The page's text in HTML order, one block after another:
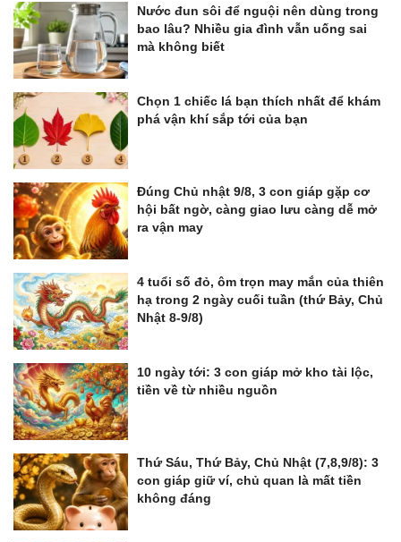
Nước đun sôi để nguội nên dùng trong
bao lâu? Nhiều gia đình vẫn uống sai
mà không biết
Chọn 1 chiếc lá bạn thích nhất để khám
phá vận khí sắp tới của bạn
Đúng Chủ nhật 9/8, 3 con giáp gặp cơ
hội bất ngờ, càng giao lưu càng dễ mở
ra vận may
4 tuổi số đỏ, ôm trọn may mắn của thiên
hạ trong 2 ngày cuối tuần (thứ Bảy, Chủ
Nhật 8-9/8)
10 ngày tới: 3 con giáp mở kho tài lộc,
tiền về từ nhiều nguồn
Thứ Sáu, Thứ Bảy, Chủ Nhật (7,8,9/8): 3
con giáp giữ ví, chủ quan là mất tiền
không đáng